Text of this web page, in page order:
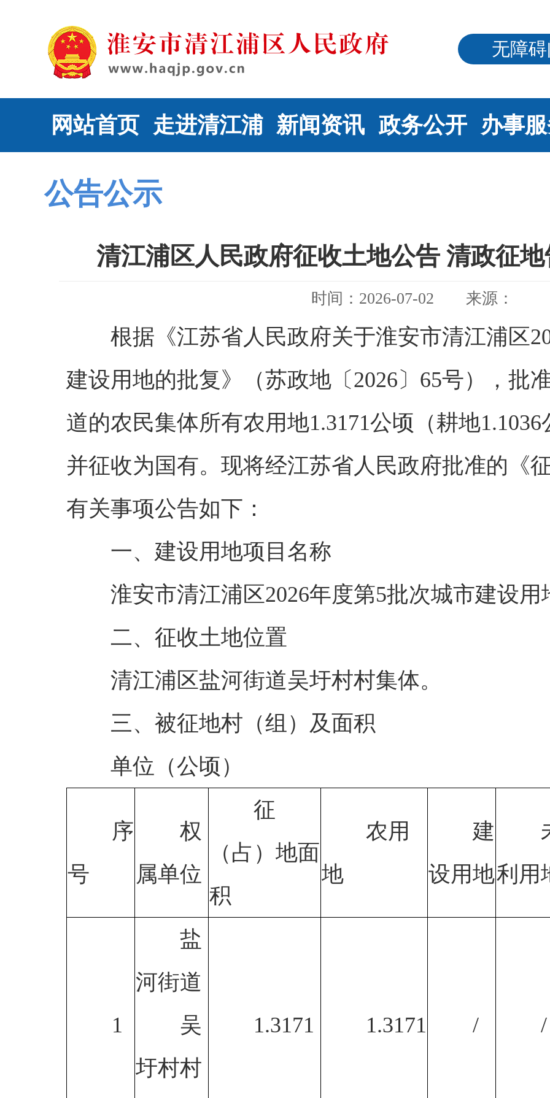
无障
网站首页 走进清江浦 新闻资讯 政务公开 办事
公告公示
清江浦区人民政府征收土地公告 清政征地
时间：2026-07-02 来源：
根据《江苏省人民政府关于淮安市清江浦区
建设用地的批复》（苏政地〔2026〕65号），批
道的农民集体所有农用地1.3171公顷（耕地
并征收为国有。现将经江苏省人民政府批准的《
有关事项公告如下：
一、建设用地项目名称
淮安市清江浦区2026年度第5批次城市建设用
二、征收土地位置
清江浦区盐河街道吴圩村村集体。
三、被征地村（组）及面积
单位（公顷）
序
号
权
属单位
征
（占）地面
积
农用
地
建
设用地利用
1
盐
河街道
吴
圩村村
1.3171 1.3171 / /